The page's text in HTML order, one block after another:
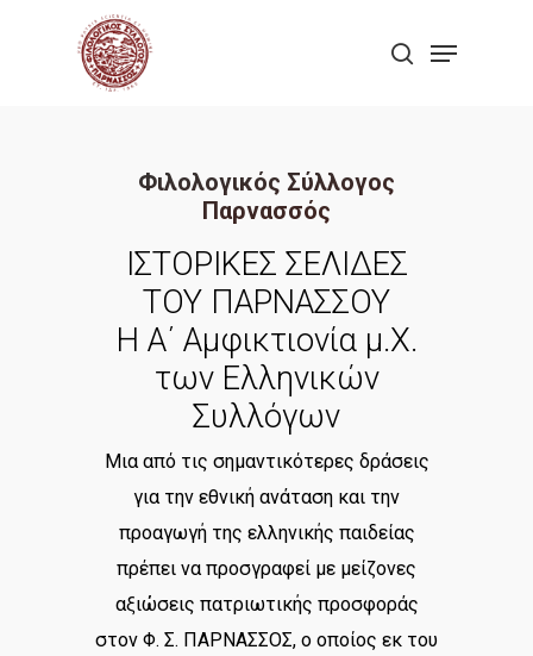
search
Menu
Φιλολογικός Σύλλογος
Παρνασσός
ΙΣΤΟΡΙΚΕΣ ΣΕΛΙΔΕΣ
ΤΟΥ ΠΑΡΝΑΣΣΟΥ
Η Α΄ Αμφικτιονία μ.Χ.
των Ελληνικών
Συλλόγων
Μια από τις σημαντικότερες δράσεις
για την εθνική ανάταση και την
προαγωγή της ελληνικής παιδείας
πρέπει να προσγραφεί με μείζονες
αξιώσεις πατριωτικής προσφοράς
στον Φ. Σ. ΠΑΡΝΑΣΣΟΣ, ο οποίος εκ του